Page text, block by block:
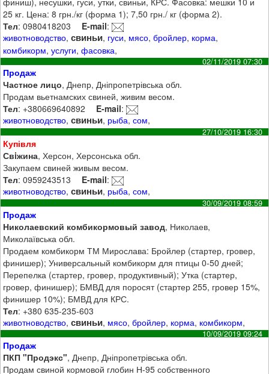
25 кг. Цена: 8 грн./кг (форма 1); 7,50 грн./ кг (форма 2).
Тел: 0980418203 E-mail:
животноводство,свиньи, гуси, мясо,бройлер, корма,
комбикорм,услуги,фасовка,
02/11/2019 07:30
Продаж
Частное лицо, Днепр, Дніпропетрівська обл.
Продам вьетнамских свиней, живим весом.
Тел: +380669640892 E-mail:
животноводство,свиньи, рыба,сом,
27/10/2019 16:30
Купівля
Свiжина, Херсон, Херсонська обл.
Закупаем свиней живым весом.
Тел: 0959243513 E-mail:
животноводство,свиньи, рыба,сом,
30/09/2019 08:59
Продаж
Николаевский комбикормовый завод, Николаев,
Миколаївська обл.
Продаем комбикорм ТМ Мирослава: Бройлер (стартер, гровер,
финишер); Универсальный комбикорм для птицы 0-50 дней;
Перепелка (стартер, гровер, продуктивный); Утка (стартер,
гровер, финишер); БМВД для поросят (стартер 255, гровер 15%,
финишер 10%); БМВД для КРС.
Тел: +380 635-235-603
животноводство,свиньи, мясо,бройлер, корма, комбикорм,
10/09/2019 09:24
Продаж
ПКП "Продэкс", Днепр, Дніпропетрівська обл.
Продам свиной кормовой глобин Н-95 собственного